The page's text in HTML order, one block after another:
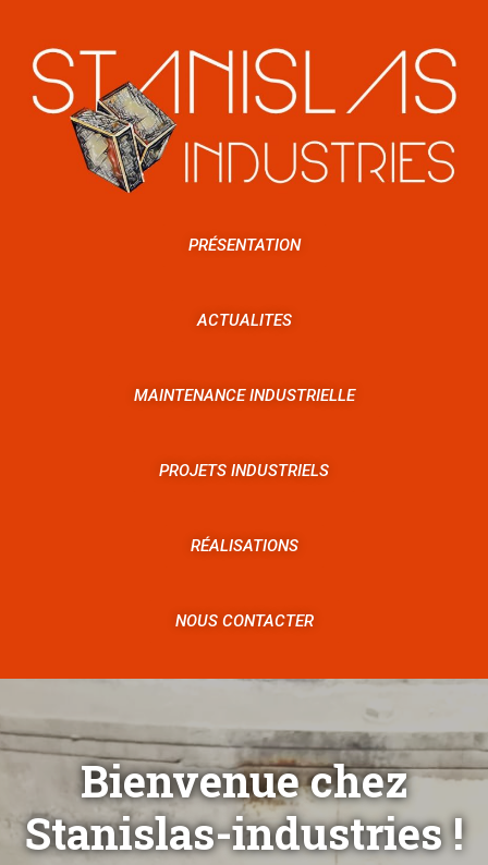
PRÉSENTATION
ACTUALITES
MAINTENANCE INDUSTRIELLE
PROJETS INDUSTRIELS
RÉALISATIONS
NOUS CONTACTER
Bienvenue chez
Stanislas-industries !